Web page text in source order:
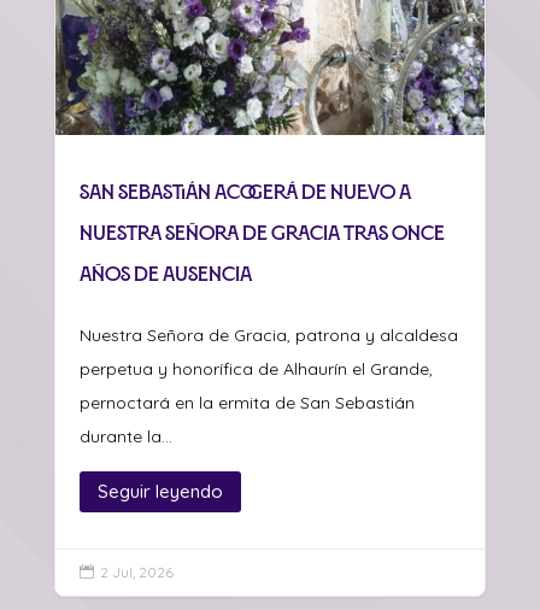
San Sebastián acogerá de nuevo a
Nuestra Señora de Gracia tras once
años de ausencia
Nuestra Señora de Gracia, patrona y alcaldesa
perpetua y honorífica de Alhaurín el Grande,
pernoctará en la ermita de San Sebastián
durante la...
Seguir leyendo
 2 Jul, 2026